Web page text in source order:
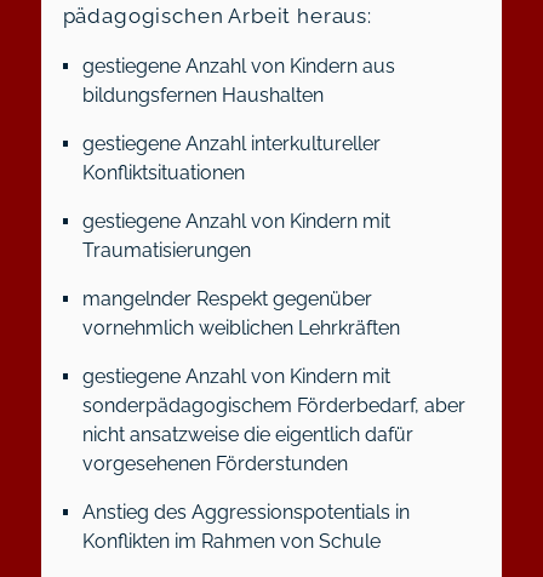
pädagogischen Arbeit heraus:
gestiegene Anzahl von Kindern aus
bildungsfernen Haushalten
gestiegene Anzahl interkultureller
Konfliktsituationen
gestiegene Anzahl von Kindern mit
Traumatisierungen
mangelnder Respekt gegenüber
vornehmlich weiblichen Lehrkräften
gestiegene Anzahl von Kindern mit
sonderpädagogischem Förderbedarf, aber
nicht ansatzweise die eigentlich dafür
vorgesehenen Förderstunden
Anstieg des Aggressionspotentials in
Konflikten im Rahmen von Schule